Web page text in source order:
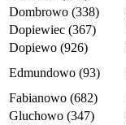
Dombrowo (338)
Dopiewiec (367)
Dopiewo (926)
Edmundowo (93)
Fabianowo (682)
Gluchowo (347)